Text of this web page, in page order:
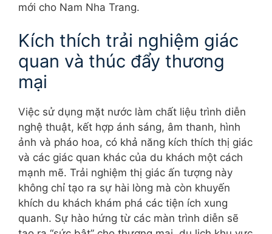
mới cho Nam Nha Trang.
Kích thích trải nghiệm giác
quan và thúc đẩy thương
mại
Việc sử dụng mặt nước làm chất liệu trình diễn
nghệ thuật, kết hợp ánh sáng, âm thanh, hình
ảnh và pháo hoa, có khả năng kích thích thị giác
và các giác quan khác của du khách một cách
mạnh mẽ. Trải nghiệm thị giác ấn tượng này
không chỉ tạo ra sự hài lòng mà còn khuyến
khích du khách khám phá các tiện ích xung
quanh. Sự hào hứng từ các màn trình diễn sẽ